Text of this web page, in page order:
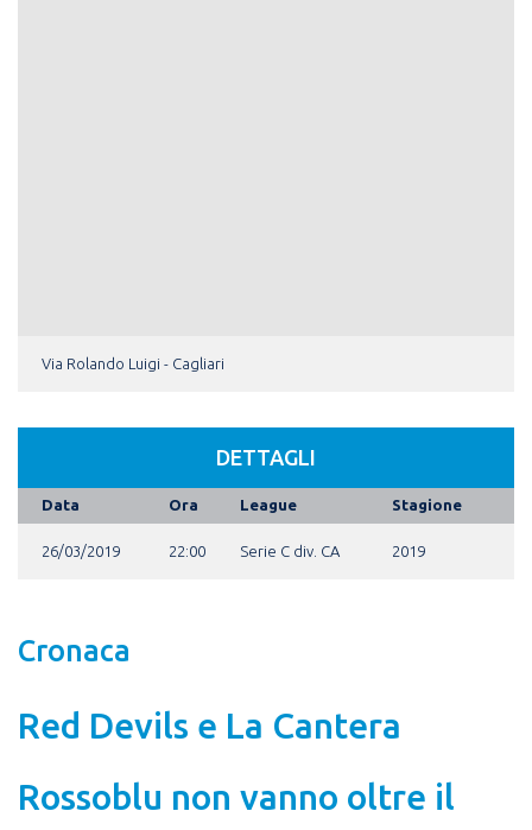
Via Rolando Luigi - Cagliari
DETTAGLI
Data Ora League Stagione
26/03/2019 22:00 Serie C div. CA 2019
Cronaca
Red Devils e La Cantera
Rossoblu non vanno oltre il